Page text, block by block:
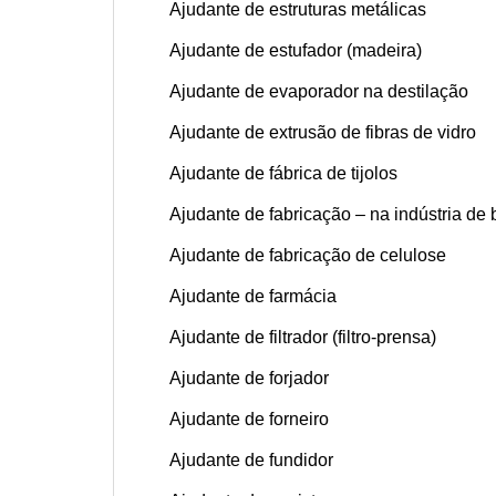
Ajudante de estruturas metálicas
Ajudante de estufador (madeira)
Ajudante de evaporador na destilação
Ajudante de extrusão de fibras de vidro
Ajudante de fábrica de tijolos
Ajudante de fabricação – na indústria de
Ajudante de fabricação de celulose
Ajudante de farmácia
Ajudante de filtrador (filtro-prensa)
Ajudante de forjador
Ajudante de forneiro
Ajudante de fundidor